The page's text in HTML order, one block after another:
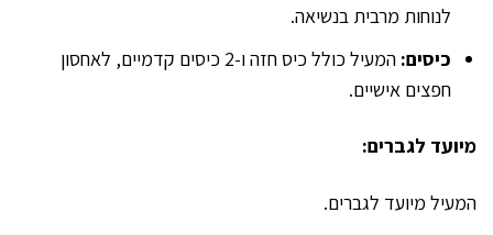
לנוחות מרבית בנשיאה.
כיסים:
המעיל כולל כיס חזה ו-2 כיסים קדמיים, לאחסון
חפצים אישיים.
מיועד לגברים:
המעיל מיועד לגברים.